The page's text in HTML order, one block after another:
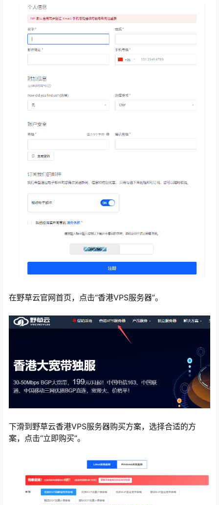
在野草云官网首页，点击“香港VPS服务器”。
下滑到野草云香港VPS服务器购买方案，选择合适的方
案，点击“立即购买”。